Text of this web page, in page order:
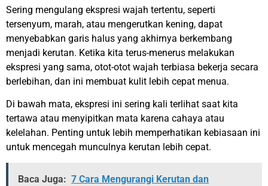
Sering mengulang ekspresi wajah tertentu, seperti
tersenyum, marah, atau mengerutkan kening, dapat
menyebabkan garis halus yang akhirnya berkembang
menjadi kerutan. Ketika kita terus-menerus melakukan
ekspresi yang sama, otot-otot wajah terbiasa bekerja secara
berlebihan, dan ini membuat kulit lebih cepat menua.
Di bawah mata, ekspresi ini sering kali terlihat saat kita
tertawa atau menyipitkan mata karena cahaya atau
kelelahan. Penting untuk lebih memperhatikan kebiasaan ini
untuk mencegah munculnya kerutan lebih cepat.
Baca Juga: 7 Cara Mengurangi Kerutan dan